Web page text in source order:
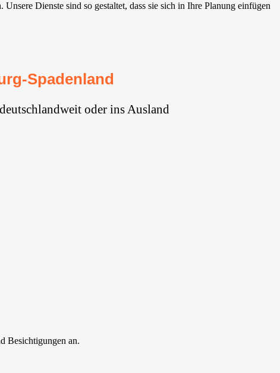
Dienste sind so gestaltet, dass sie sich in Ihre Planung einfügen
Spadenland
oder ins Ausland
Besichtigungen an.